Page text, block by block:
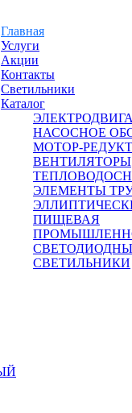
Главная
Услуги
Акции
Контакты
Светильники
Каталог
НАСОСНОЕ
МОТОР-
ВЕНТИЛЯТОРЫ
ЭЛЕМЕНТЫ
ПИЩЕВАЯ
СВЕТИЛЬНИКИ